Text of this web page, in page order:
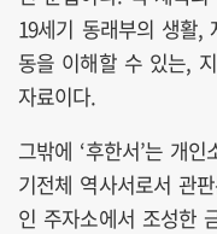
19세기 동래부의 생활
동을 이해할 수 있는,
자료이다.
그밖에 ‘후한서’는 개
기전체 역사서로서 관
인 주자소에서 조성한